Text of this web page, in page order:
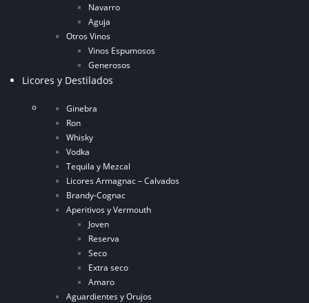
Navarro
Aguja
Otros Vinos
Vinos Espumosos
Generosos
Licores y Destilados
Ginebra
Ron
Whisky
Vodka
Tequila y Mezcal
Licores Armagnac – Calvados
Brandy-Cognac
Aperitivos y Vermouth
Joven
Reserva
Seco
Extra seco
Amaro
Aguardientes y Orujos